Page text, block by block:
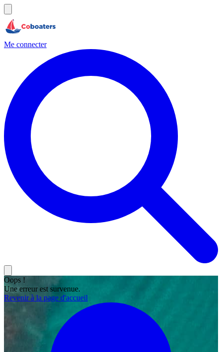
Me connecter
Oops !
Une erreur est survenue.
Revenir à la page d'accueil